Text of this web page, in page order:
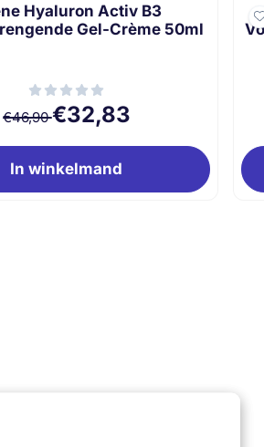
Hyaluron Activ B3
Gel-Crème 50ml
Van 46,90 voor 32,83
€46,90€32,83
In winkelmand